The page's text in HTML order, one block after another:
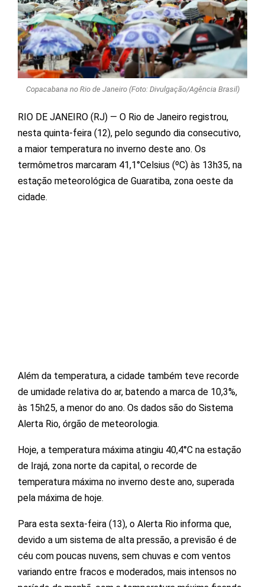
Copacabana no Rio de Janeiro (Foto: Divulgação/Agência Brasil)
RIO DE JANEIRO (RJ) — O Rio de Janeiro registrou,
nesta quinta-feira (12), pelo segundo dia consecutivo,
a maior temperatura no inverno deste ano. Os
termômetros marcaram 41,1°Celsius (ºC) às 13h35, na
estação meteorológica de Guaratiba, zona oeste da
cidade.
Além da temperatura, a cidade também teve recorde
de umidade relativa do ar, batendo a marca de 10,3%,
às 15h25, a menor do ano. Os dados são do Sistema
Alerta Rio, órgão de meteorologia.
Hoje, a temperatura máxima atingiu 40,4°C na estação
de Irajá, zona norte da capital, o recorde de
temperatura máxima no inverno deste ano, superada
pela máxima de hoje.
Para esta sexta-feira (13), o Alerta Rio informa que,
devido a um sistema de alta pressão, a previsão é de
céu com poucas nuvens, sem chuvas e com ventos
variando entre fracos e moderados, mais intensos no